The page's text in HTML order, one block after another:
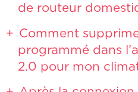
de routeur
Comment
programmé dans
2.0 pour mon